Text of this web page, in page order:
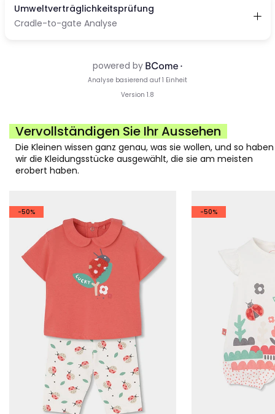
Vervollständigen Sie Ihr Aussehen
Die Kleinen wissen ganz genau, was sie wollen, und so haben
wir die Kleidungsstücke ausgewählt, die sie am meisten
erobert haben.
-50% -50%